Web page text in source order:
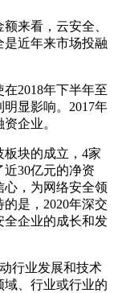
来看，云安全、
近年来市场投融
2018年下半年至
显影响。2017年
企业。
板块的成立，4家
30亿元的净资
，为网络安全领
是，2020年深交
全企业的成长和发
行业发展和技术
、行业或行业的